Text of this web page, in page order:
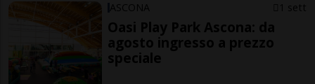
ASCONA 1 sett
Oasi Play Park Ascona: da
agosto ingresso a prezzo
speciale